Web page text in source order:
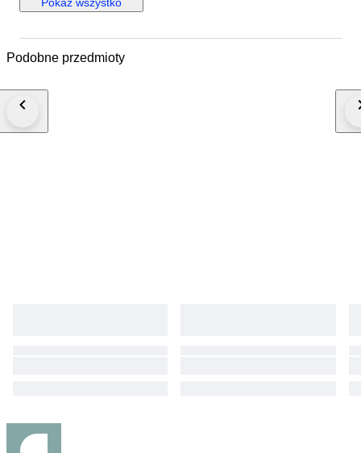
the picture is a shooting accessories. Not included. Shipping via Fedex or
Pokaż wszystko
Podobne przedmioty